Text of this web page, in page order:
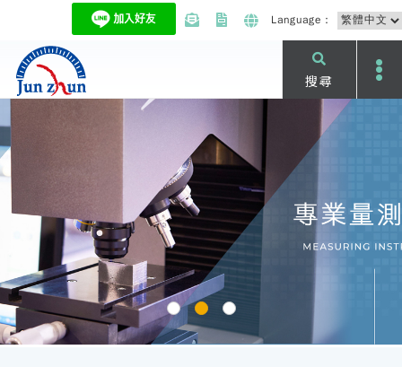
Language：
搜尋